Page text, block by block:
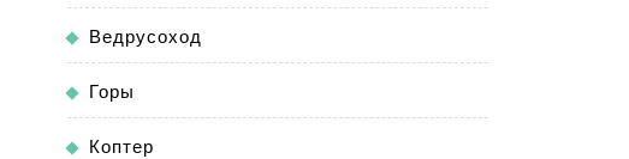
Ведрусоход
Горы
Коптер